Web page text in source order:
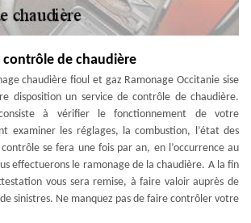
contrôle de chaudière
chaudière fioul et gaz Ramonage Occitanie sise
disposition un service de contrôle de chaudière.
à vérifier le fonctionnement de votre
examiner les réglages, la combustion, l’état des
se fera une fois par an, en l’occurrence au
effectuerons le ramonage de la chaudière. A la fin
vous sera remise, à faire valoir auprès de
sinistres. Ne manquez pas de faire contrôler votre